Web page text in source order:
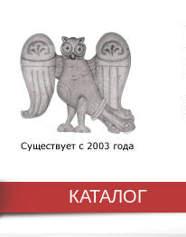
КАТАЛОГ